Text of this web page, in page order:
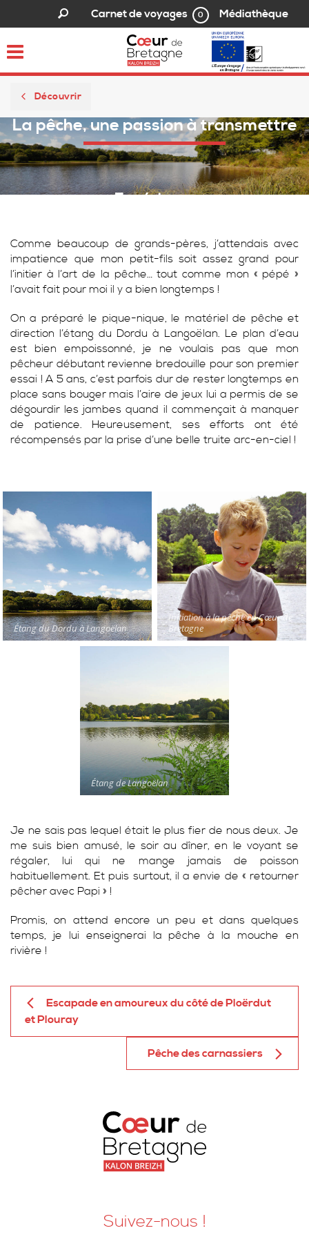
Carnet de voyages 0 Médiathèque
Toggle
Découvrir
La pêche, une passion à transmettre
Expérience
Comme beaucoup de grands-pères, j’attendais avec
impatience que mon petit-fils soit assez grand pour
l’initier à l’art de la pêche… tout comme mon « pépé »
l’avait fait pour moi il y a bien longtemps !
On a préparé le pique-nique, le matériel de pêche et
direction l’étang du Dordu à Langoëlan. Le plan d’eau
est bien empoissonné, je ne voulais pas que mon
pêcheur débutant revienne bredouille pour son premier
essai ! A 5 ans, c’est parfois dur de rester longtemps en
place sans bouger mais l’aire de jeux lui a permis de se
dégourdir les jambes quand il commençait à manquer
de patience. Heureusement, ses efforts ont été
récompensés par la prise d’une belle truite arc-en-ciel !
Étang du Dordu à Langoëlan
Initiation à la pêche en Cœur de
Bretagne
Étang de Langoëlan
Je ne sais pas lequel était le plus fier de nous deux. Je
me suis bien amusé, le soir au dîner, en le voyant se
régaler, lui qui ne mange jamais de poisson
habituellement. Et puis surtout, il a envie de « retourner
pêcher avec Papi » !
Promis, on attend encore un peu et dans quelques
temps, je lui enseignerai la pêche à la mouche en
rivière !
Escapade en amoureux du côté de Ploërdut
et Plouray
Pêche des carnassiers
Suivez-nous !